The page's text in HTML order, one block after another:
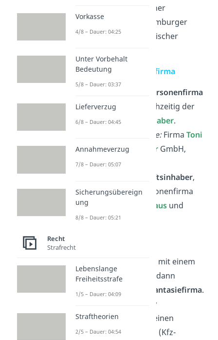
Berliner
Blumenladen
GmbH, Hamburger
AutowerkstattKG, Städtischer
Namens- oder Personenfirma
Namens- oder Personenfirma
ist der Firmenname gleichzeitig der
Name vom Geschäftsinhaber.
Personenfirmen Beispiele:FirmaToni
Krause. K,Hubert Müller GmbH,
Heike MausertAG
Gibt es
mehrere Geschäftsinhaber,
dann nennst du die Personenfirma
beispielsweise „Firma
Kraus und
Müller OHG“.
Fantasiefirma
Benennst du deine Firma mit einem
frei erfundenen Namen,
dann
bezeichnet man sie als
Fantasiefirma.
Fantasiefirmen Beispiele:
WunschbaumOHG (für einen
Blumenladen),Flitzer
AG (Kfz-
Vorkasse
4/8 – Dauer: 04:25
Unter Vorbehalt
Bedeutung
5/8 – Dauer: 03:37
Lieferverzug
6/8 – Dauer: 04:45
Annahmeverzug
7/8 – Dauer: 05:07
Sicherungsübereign
ung
8/8 – Dauer: 05:21
Recht
Strafrecht
Lebenslange
Freiheitsstrafe
1/5 – Dauer: 04:09
Straftheorien
2/5 – Dauer: 04:54